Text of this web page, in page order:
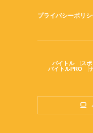
プライバシーポリ
バイトル ス
バイトルPRO